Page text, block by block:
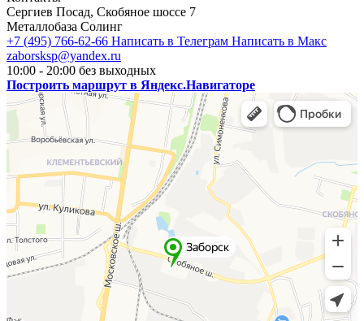
Сергиев Посад, Скобяное шоссе 7
Металлобаза Солинг
+7 (495) 766-62-66 Написать в Телеграм Написать в Макс
zaborsksp@yandex.ru
10:00 - 20:00 без выходных
Построить маршрут в Яндекс.Навигаторе